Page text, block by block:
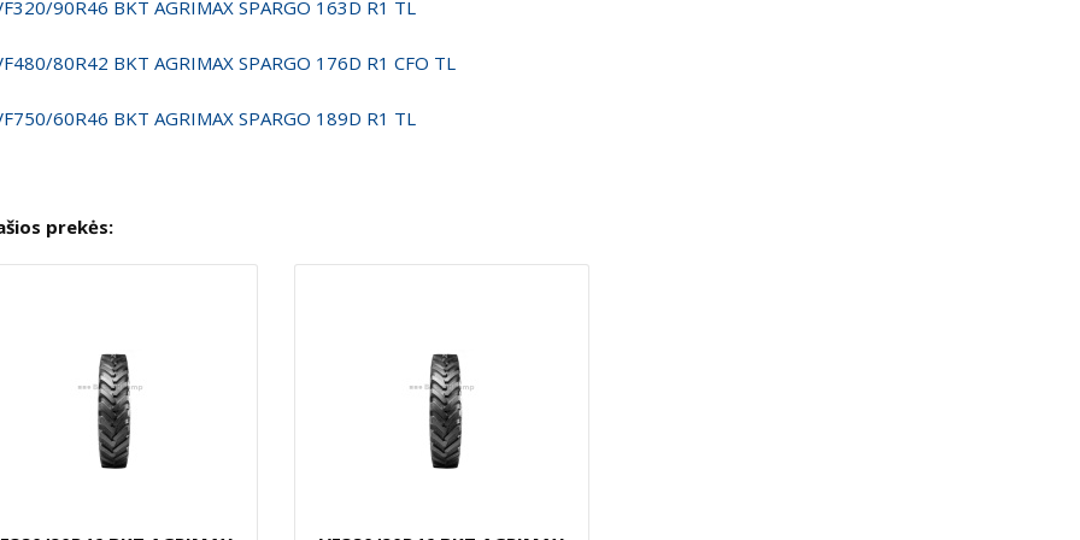
90R46 BKT AGRIMAX SPARGO 163D R1 TL
80R42 BKT AGRIMAX SPARGO 176D R1 CFO TL
60R46 BKT AGRIMAX SPARGO 189D R1 TL
prekės: